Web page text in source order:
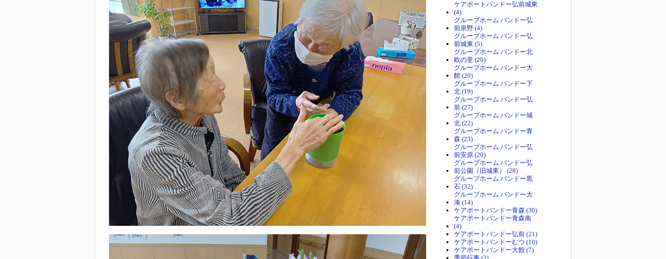
ケアポートバンドー弘前城東
(4)
グループホーム バンドー弘
前泉野 (4)
グループホーム バンドー弘
前城東 (5)
グループホーム バンドー北
欧の里 (20)
グループホーム バンドー大
館 (20)
グループホーム バンドー下
北 (19)
グループホーム バンドー弘
前 (27)
グループホーム バンドー城
北 (22)
グループホーム バンドー青
森 (23)
グループホーム バンドー弘
前安原 (20)
グループホーム バンドー弘
前公園（旧城東） (28)
グループホーム バンドー黒
石 (32)
グループホーム バンドー大
湊 (14)
ケアポートバンドー青森 (30)
ケアポートバンドー青森南
(4)
ケアポートバンドー弘前 (21)
ケアポートバンドーむつ (10)
ケアポートバンドー大館 (7)